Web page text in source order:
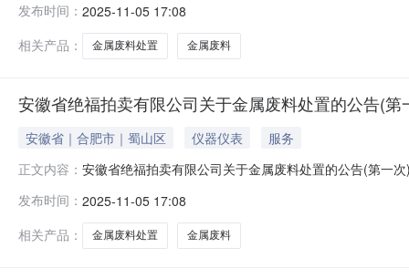
何解释，标的物因存放时间年限已久来源某厂家设备仪
话联系。2、标的物地址：因标的物库房涉及全
发布时间： 2025-11-05 17:08
相关产品：
金属废料处置 金属废料
安徽省绝福拍卖有限公司关于金属废料处置的公告(
安徽省｜合肥市｜蜀山区 仪器仪表
服务
正文内容： 安徽省绝福拍卖有限公司关于金属废料处置的公告(第一
何解释，标的物因存放时间年限已久来源某厂家设备仪
话联系。2、标的物地址：因标的物库房涉及全
发布时间： 2025-11-05 17:08
相关产品：
金属废料处置 金属废料